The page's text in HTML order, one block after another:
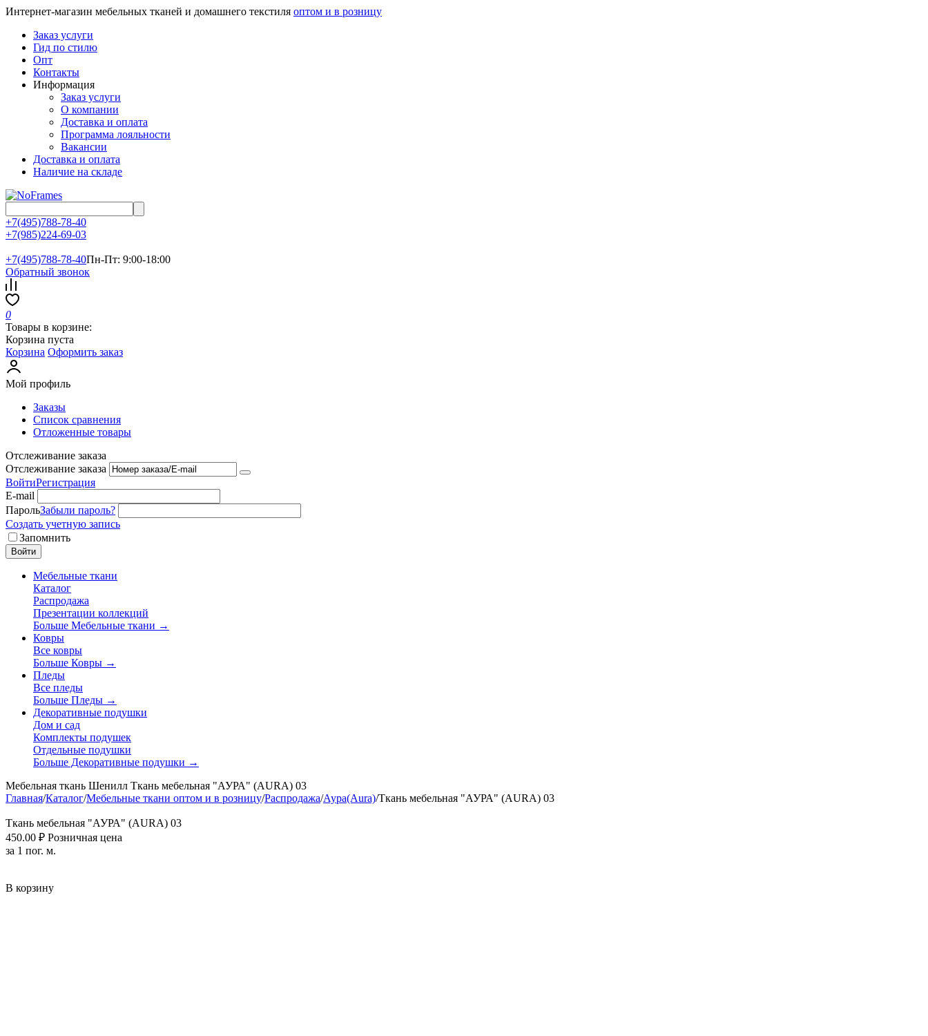
Интернет-магазин мебельных тканей и домашнего текстиля оптом и в розницу
Заказ услуги
Гид по стилю
Опт
Контакты
Информация
Заказ услуги
О компании
Доставка и оплата
Программа лояльности
Вакансии
Доставка и оплата
Наличие на складе
+7(495)788-78-40
+7(985)224-69-03
+7(495)788-78-40Пн-Пт: 9:00-18:00
Обратный звонок
0
Товары в корзине:
Корзина пуста
Корзина Оформить заказ
Мой профиль
Заказы
Список сравнения
Отложенные товары
Отслеживание заказа
Отслеживание заказа
ВойтиРегистрация
E-mail
ПарольЗабыли пароль?
Создать учетную запись
Запомнить
Войти
Мебельные ткани
Каталог
Распродажа
Презентации коллекций
Больше Мебельные ткани →
Ковры
Все ковры
Больше Ковры →
Пледы
Все пледы
Больше Пледы →
Декоративные подушки
Дом и сад
Комплекты подушек
Отдельные подушки
Больше Декоративные подушки →
Мебельная ткань Шенилл Ткань мебельная "АУРА" (AURA) 03
Главная/Каталог/Мебельные ткани оптом и в розницу/Распродажа/Аура(Aura)/Ткань мебельная "АУРА" (AURA) 03
Ткань мебельная "АУРА" (AURA) 03
450.00 ₽ Розничная цена
за 1 пог. м.
В корзину